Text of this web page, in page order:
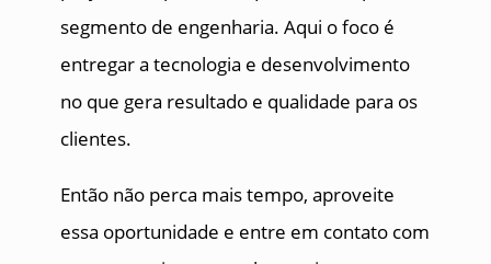
segmento de engenharia. Aqui o foco é
entregar a tecnologia e desenvolvimento
no que gera resultado e qualidade para os
clientes.
Então não perca mais tempo, aproveite
essa oportunidade e entre em contato com